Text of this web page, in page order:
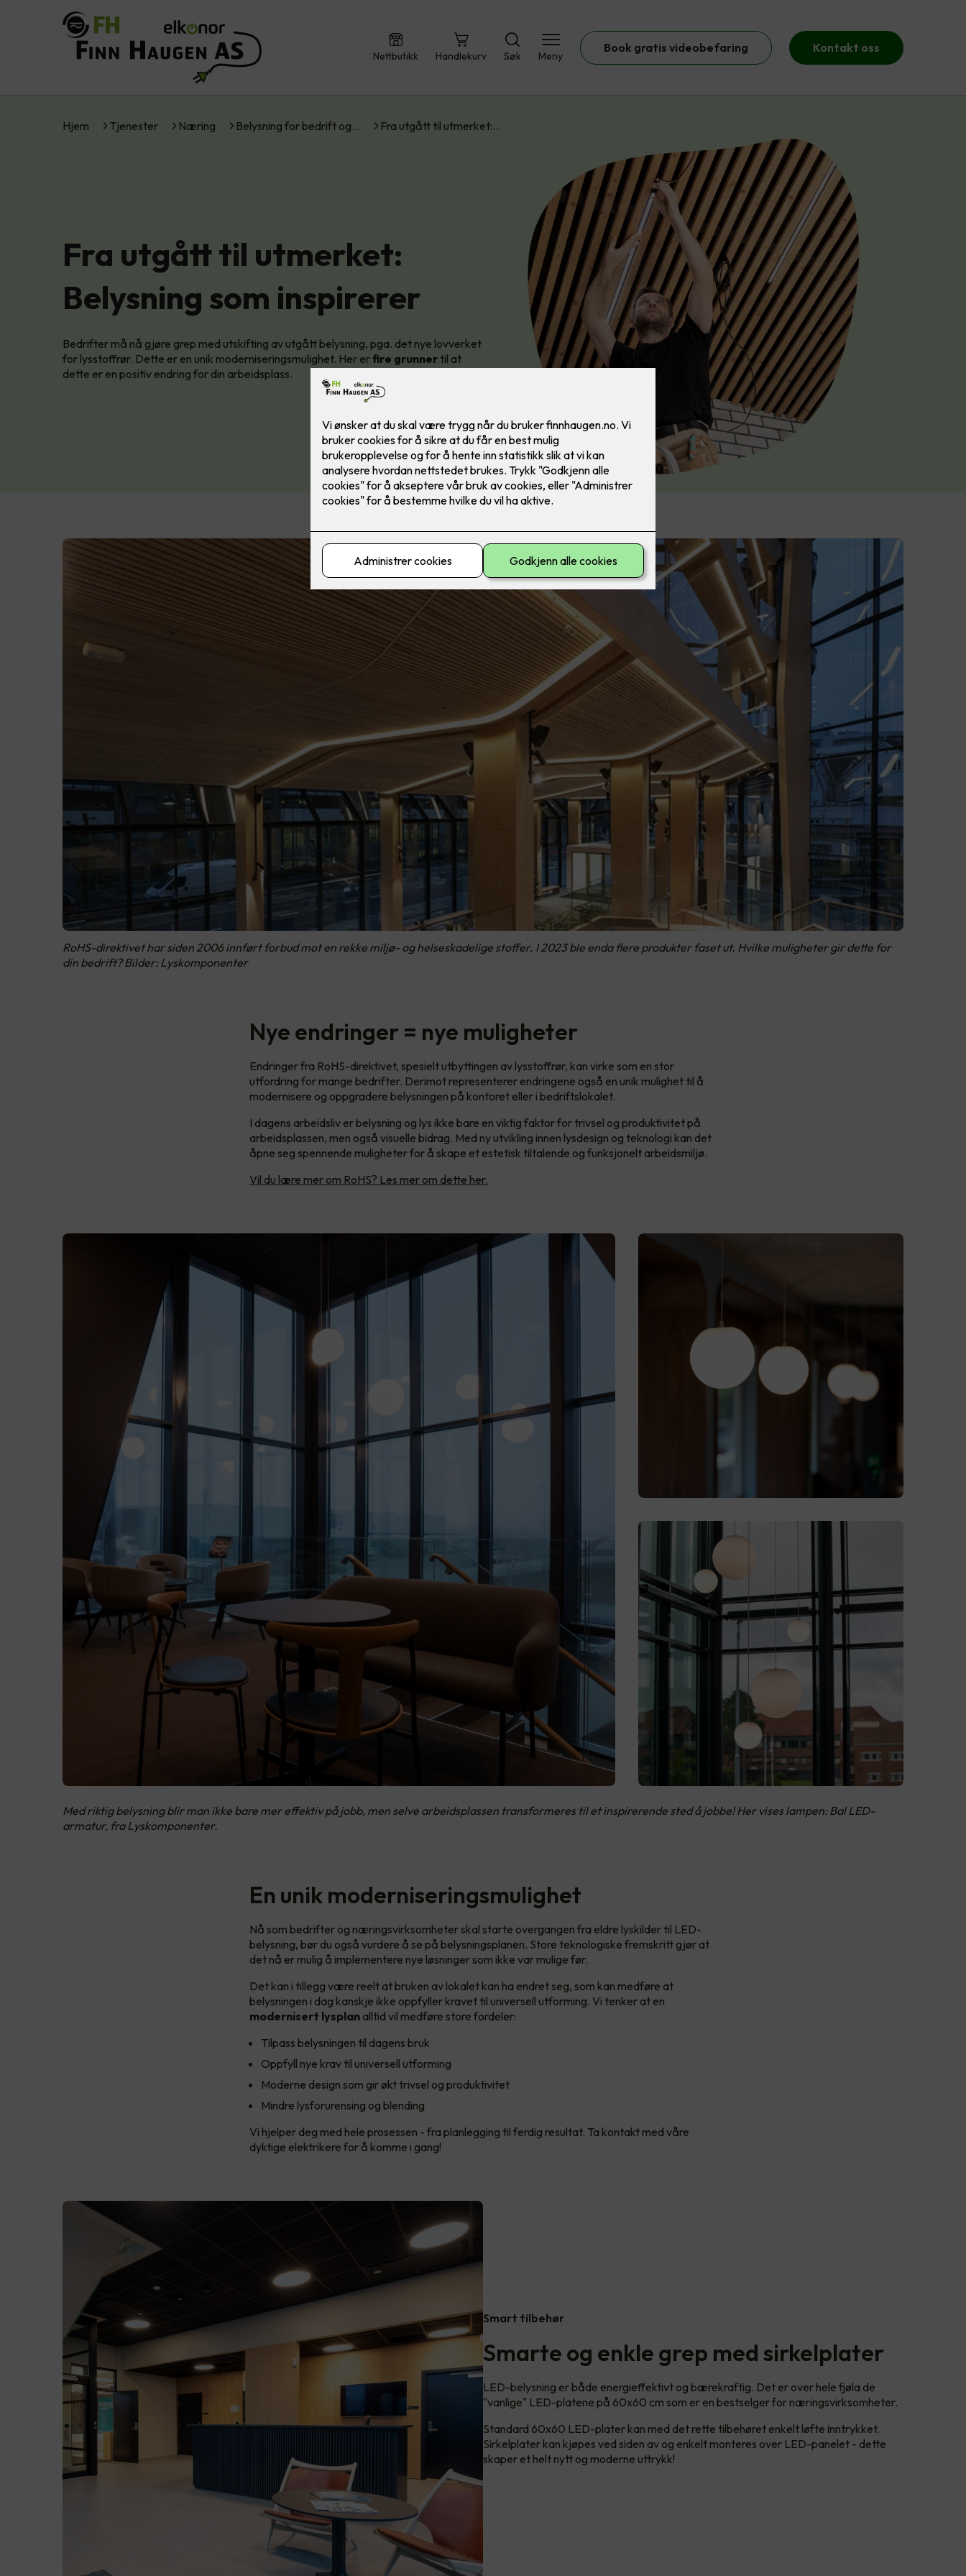
Nettbutikk Handlekurv Søk Meny
Book gratis videobefaring Kontakt oss
Hjem Tjenester Næring Belysning for bedrift og… Fra utgått til utmerket:…
Fra utgått til utmerket:
Belysning som inspirerer
Bedrifter må nå gjøre grep med utskifting av utgått belysning, pga. det nye lovverket
for lysstoffrør. Dette er en unik moderniseringsmulighet. Her erfire grunner til at
dette er en positiv endring for din arbeidsplass.
RoHS-direktivet har siden 2006 innført forbud mot en rekke miljø- og helseskadelige stoffer. I 2023 ble enda flere produkter faset ut. Hvilke muligheter gir dette for
din bedrift? Bilder: Lyskomponenter
Nye endringer = nye muligheter
Endringer fra RoHS-direktivet, spesielt utbyttingen av lysstoffrør, kan virke som en stor
utfordring for mange bedrifter. Derimot representerer endringene også en unik mulighet til å
modernisere og oppgradere belysningen på kontoret eller i bedriftslokalet.
I dagens arbeidsliv er belysning og lys ikke bare en viktig faktor for trivsel og produktivitet på
arbeidsplassen, men også visuelle bidrag. Med ny utvikling innen lysdesign og teknologi kan det
åpne seg spennende muligheter for å skape et estetisk tiltalende og funksjonelt arbeidsmiljø.
Vil du lære mer om RoHS? Les mer om dette her.
Med riktig belysning blir man ikke bare mer effektiv på jobb, men selve arbeidsplassen transformeres til et inspirerende sted å jobbe! Her vises lampen: Bal LED-
armatur, fra Lyskomponenter.
En unik moderniseringsmulighet
Nå som bedrifter og næringsvirksomheter skal starte overgangen fra eldre lyskilder til LED-
belysning, bør du også vurdere å se på belysningsplanen. Store teknologiske fremskritt gjør at
det nå er mulig å implementere nye løsninger som ikke var mulige før.
Det kan i tillegg være reelt at bruken av lokalet kan ha endret seg, som kan medføre at
belysningen i dag kanskje ikke oppfyller kravet til universell utforming. Vi tenker at en
modernisert lysplan alltid vil medføre store fordeler:
Tilpass belysningen til dagens bruk
Oppfyll nye krav til universell utforming
Moderne design som gir økt trivsel og produktivitet
Mindre lysforurensing og blending
Vi hjelper deg med hele prosessen - fra planlegging til ferdig resultat. Ta kontakt med våre
dyktige elektrikere for å komme i gang!
Smart tilbehør
Smarte og enkle grep med sirkelplater
LED-belysning er både energieffektivt og bærekraftig. Det er over hele fjøla de
"vanlige" LED-platene på 60x60 cm som er en bestselger for næringsvirksomheter.
Standard 60x60 LED-plater kan med det rette tilbehøret enkelt løfte inntrykket.
Sirkelplater kan kjøpes ved siden av og enkelt monteres over LED-panelet - dette
skaper et helt nytt og moderne uttrykk!